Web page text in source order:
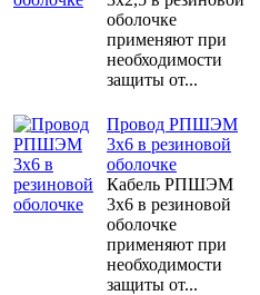
оболочке
применяют при
необходимости
защиты от...
Провод РПШЭМ
3x6 в резиновой
оболочке
Кабель РПШЭМ
3x6 в резиновой
оболочке
применяют при
необходимости
защиты от...